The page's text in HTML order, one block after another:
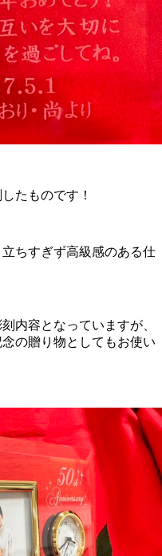
たものです！
ちすぎず高級感のある仕
内容となっていますが、
の贈り物としてもお使い